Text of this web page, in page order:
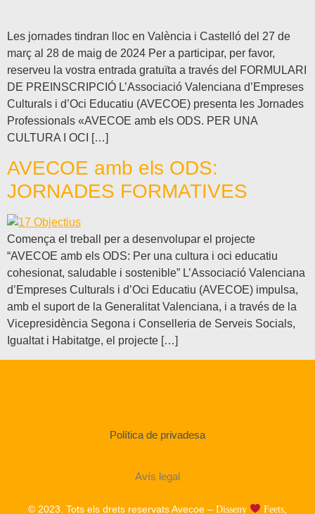
Les jornades tindran lloc en València i Castelló del 27 de
març al 28 de maig de 2024 Per a participar, per favor,
reserveu la vostra entrada gratuïta a través del FORMULARI
DE PREINSCRIPCIÓ L’Associació Valenciana d’Empreses
Culturals i d’Oci Educatiu (AVECOE) presenta les Jornades
Professionals «AVECOE amb els ODS. PER UNA
CULTURA I OCI […]
AVECOE amb els ODS:
JORNADES FORMATIVES
Comença el treball per a desenvolupar el projecte
“AVECOE amb els ODS: Per una cultura i oci educatiu
cohesionat, saludable i sostenible” L’Associació Valenciana
d’Empreses Culturals i d’Oci Educatiu (AVECOE) impulsa,
amb el suport de la Generalitat Valenciana, i a través de la
Vicepresidència Segona i Conselleria de Serveis Socials,
Igualtat i Habitatge, el projecte […]
Política de privadesa
Avís legal
© 2023. Tots els drets reservats Avecoe –Disseny Feets,